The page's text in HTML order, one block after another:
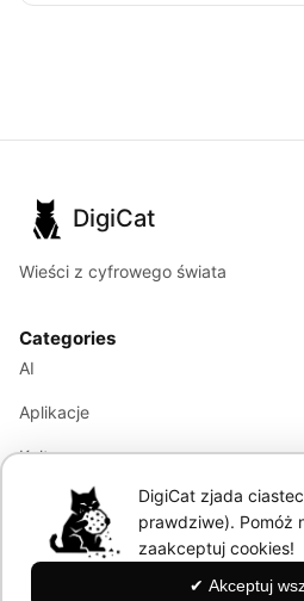
DigiCat
Wieści z cyfrowego świata
Categories
AI
Aplikacje
Kultura
Marketing
Modele językowe
DigiCat zjada
prawdziwe). Pomóż
zaakceptuj cookies!
✔ Akceptuj